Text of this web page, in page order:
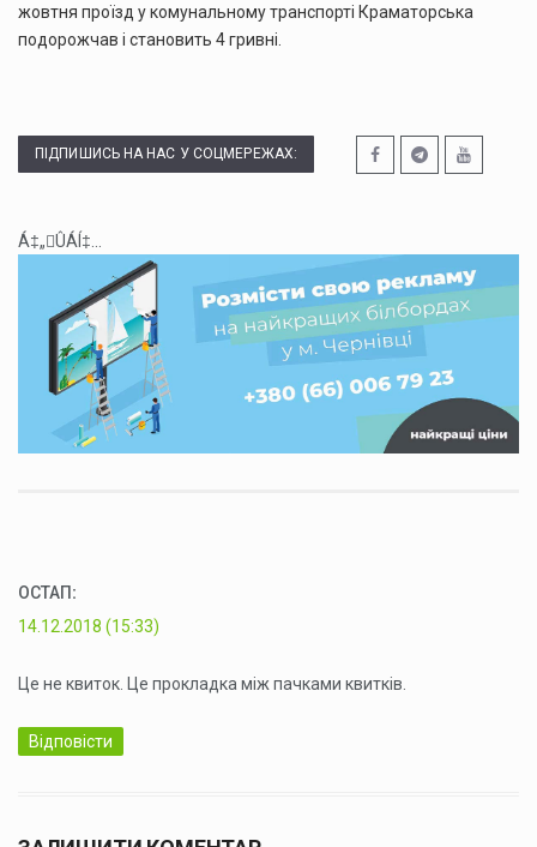
жовтня проїзд у комунальному транспорті Краматорська
подорожчав і становить 4 гривні.
ПІДПИШИСЬ НА НАС У СОЦМЕРЕЖАХ:
Á‡„ÛÁÍ‡...
ОСТАП:
14.12.2018 (15:33)
Це не квиток. Це прокладка між пачками квитків.
Відповісти